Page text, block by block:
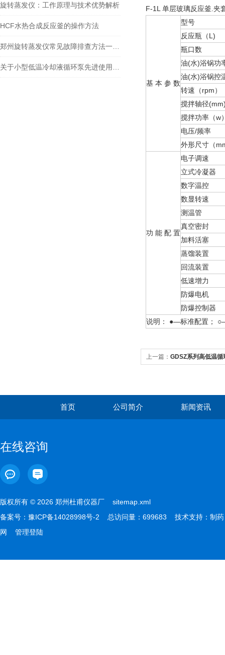
旋转蒸发仪：工作原理与技术优势解析
HCF水热合成反应釜的操作方法
F-1L 单层玻璃反应釜.夹
基 本 参 数
型号
反应瓶（L)
瓶口数
油(水)浴锅功
油(水)浴锅控
转速（rpm）
搅拌轴径
搅拌功率（w
电压/频率
外形尺寸（
功 能 配 置
电子调速
立式冷凝器
数字温控
数显转速
测温管
真空密封
加料活塞
蒸馏装置
回流装置
低速增力
防爆电机
防爆控制器
说明： ●—标准配置；
上一篇： GDSZ系列高低温循
首页 公司简介 新闻资讯
在线咨询
版权所有 © 2026 郑州杜甫仪器厂 sitemap.xml
备案号： 豫ICP备14028998号-2 总访问量：699683 技术支持： 制药
网
管理登陆